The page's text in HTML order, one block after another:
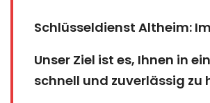
Schlüsseldienst Altheim:
Unser Ziel ist es, Ihnen in
schnell und zuverlässig zu